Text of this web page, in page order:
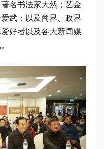
名书法家大然；艺金
武；以及商界、政界
好者以及各大新闻媒